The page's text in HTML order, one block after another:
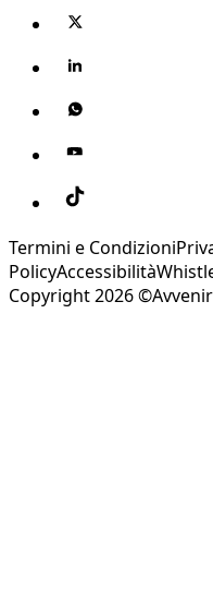
Termini e Condizioni
PolicyAccessibilità
Copyright 2026